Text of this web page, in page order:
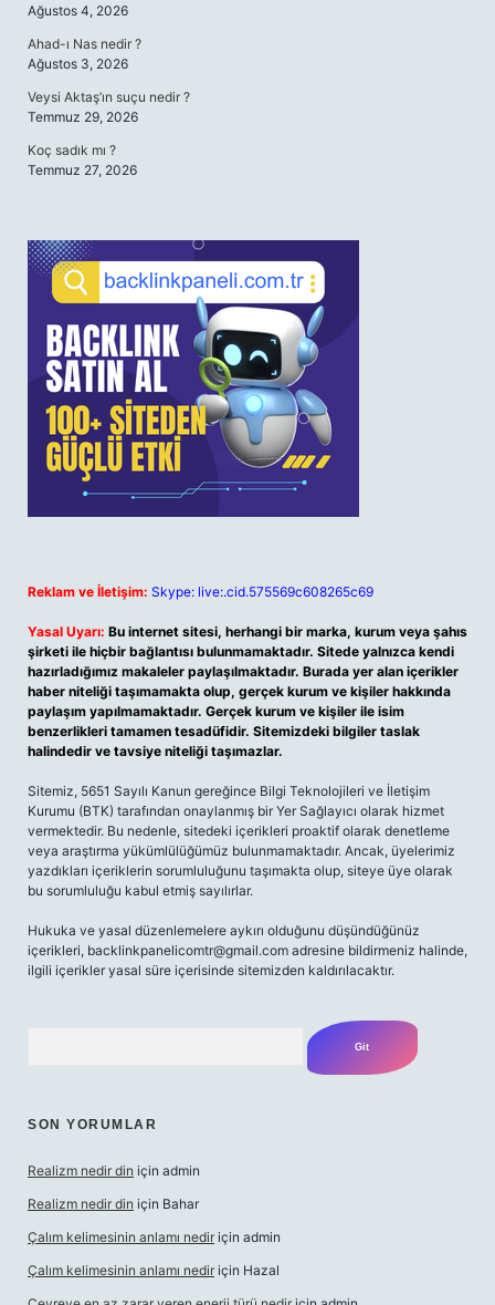
Ağustos 4, 2026
Ahad-ı Nas nedir ?
Ağustos 3, 2026
Veysi Aktaş’ın suçu nedir ?
Temmuz 29, 2026
Koç sadık mı ?
Temmuz 27, 2026
Reklam ve İletişim: Skype: live:.cid.575569c608265c69
Yasal Uyarı: Bu internet sitesi, herhangi bir marka, kurum veya şahıs
şirketi ile hiçbir bağlantısı bulunmamaktadır. Sitede yalnızca kendi
hazırladığımız makaleler paylaşılmaktadır. Burada yer alan içerikler
haber niteliği taşımamakta olup, gerçek kurum ve kişiler hakkında
paylaşım yapılmamaktadır. Gerçek kurum ve kişiler ile isim
benzerlikleri tamamen tesadüfidir. Sitemizdeki bilgiler taslak
halindedir ve tavsiye niteliği taşımazlar.
Sitemiz, 5651 Sayılı Kanun gereğince Bilgi Teknolojileri ve İletişim
Kurumu (BTK) tarafından onaylanmış bir Yer Sağlayıcı olarak hizmet
vermektedir. Bu nedenle, sitedeki içerikleri proaktif olarak denetleme
veya araştırma yükümlülüğümüz bulunmamaktadır. Ancak, üyelerimiz
yazdıkları içeriklerin sorumluluğunu taşımakta olup, siteye üye olarak
bu sorumluluğu kabul etmiş sayılırlar.
Hukuka ve yasal düzenlemelere aykırı olduğunu düşündüğünüz
içerikleri, backlinkpanelicomtr@gmail.com adresine bildirmeniz halinde,
ilgili içerikler yasal süre içerisinde sitemizden kaldırılacaktır.
SON YORUMLAR
Realizm nedir din için admin
Realizm nedir din için Bahar
Çalım kelimesinin anlamı nedir için admin
Çalım kelimesinin anlamı nedir için Hazal